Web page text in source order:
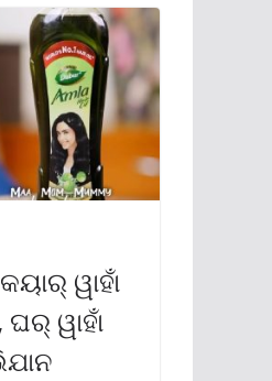
ୱାହାଁ
ୱାହାଁ